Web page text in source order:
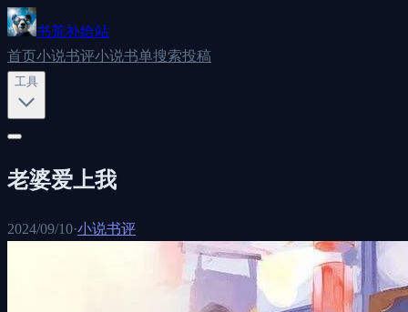
书荒补给站
首页小说书评小说书单搜索投稿
工具
老婆爱上我
2024/09/10·小说书评